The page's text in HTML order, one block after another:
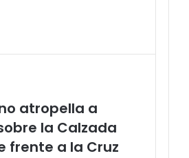
atropella a
la Calzada
frente a la Cruz